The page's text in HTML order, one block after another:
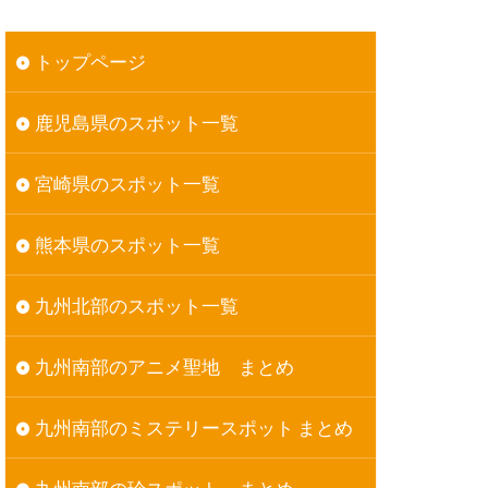
トップページ
鹿児島県のスポット一覧
宮崎県のスポット一覧
熊本県のスポット一覧
九州北部のスポット一覧
九州南部のアニメ聖地 まとめ
九州南部のミステリースポット まとめ